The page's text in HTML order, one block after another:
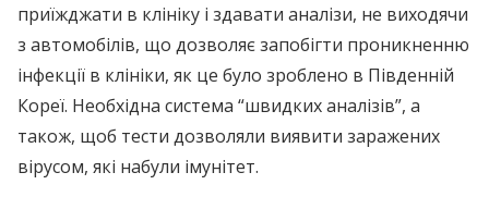
приїжджати в клініку і здавати аналізи, не виходячи
з автомобілів, що дозволяє запобігти проникненню
інфекції в клініки, як це було зроблено в Південній
Кореї. Необхідна система “швидких аналізів”, а
також, щоб тести дозволяли виявити заражених
вірусом, які набули імунітет.